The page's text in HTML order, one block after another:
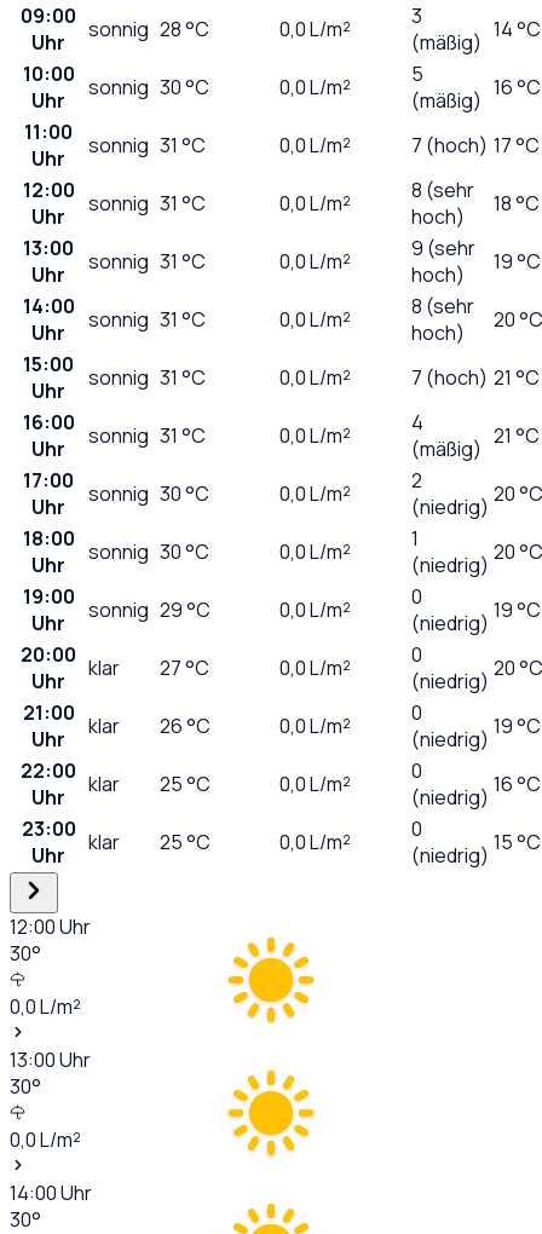
09:00
Uhr
sonnig 28°C 0,0L/m²
3
(mäßig) 14 °C
10:00
Uhr
sonnig 30°C 0,0L/m²
5
(mäßig) 16 °C
11:00
Uhr
sonnig 31 °C 0,0L/m² 7 (hoch) 17 °C
12:00
Uhr
sonnig 31 °C 0,0L/m²
8 (sehr
hoch)
18 °C
13:00
Uhr
sonnig 31 °C 0,0L/m²
9 (sehr
hoch)
19 °C
14:00
Uhr
sonnig 31 °C 0,0L/m²
8 (sehr
hoch)
20 °C
15:00
Uhr
sonnig 31 °C 0,0L/m² 7 (hoch) 21 °C
16:00
Uhr
sonnig 31 °C 0,0L/m²
4
(mäßig) 21 °C
17:00
Uhr
sonnig 30°C 0,0L/m²
2
(niedrig) 20 °C
18:00
Uhr
sonnig 30°C 0,0L/m²
1
(niedrig) 20 °C
19:00
Uhr
sonnig 29°C 0,0L/m²
0
(niedrig) 19 °C
20:00
Uhr
klar 27°C 0,0L/m²
0
(niedrig) 20 °C
21:00
Uhr
klar 26°C 0,0L/m²
0
(niedrig) 19 °C
22:00
Uhr
klar 25°C 0,0L/m²
0
(niedrig) 16 °C
23:00
Uhr
klar 25°C 0,0L/m²
0
(niedrig) 15 °C
12:00Uhr
30°
0,0L/m²
13:00Uhr
30°
0,0L/m²
14:00Uhr
30°